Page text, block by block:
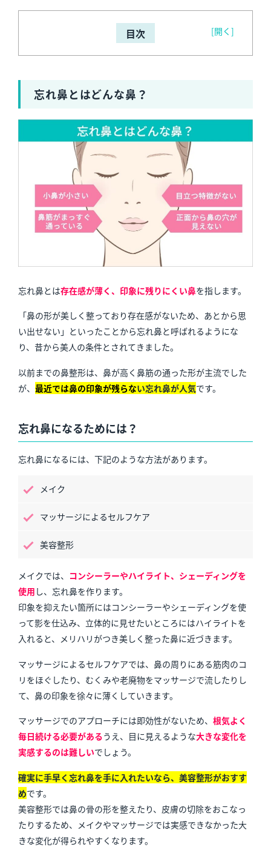
目次 [開く]
忘れ鼻とはどんな鼻？
忘れ鼻とは存在感が薄く、印象に残りにくい鼻を指します。
「鼻の形が美しく整っており存在感がないため、あとから思
い出せない」といったことから忘れ鼻と呼ばれるようにな
り、昔から美人の条件とされてきました。
以前までの鼻整形は、鼻が高く鼻筋の通った形が主流でした
が、 最近では鼻の印象が残らない忘れ鼻が人気です。
忘れ鼻になるためには？
忘れ鼻になるには、下記のような方法があります。
メイク
マッサージによるセルフケア
美容整形
メイクでは、 コンシーラーやハイライト、シェーディングを
使用 し、忘れ鼻を作ります。
印象を抑えたい箇所にはコンシーラーやシェーディングを使
って影を仕込み、立体的に見せたいところにはハイライトを
入れると、メリハリがつき美しく整った鼻に近づきます。
マッサージによるセルフケアでは、鼻の周りにある筋肉のコ
リをほぐしたり、むくみや老廃物をマッサージで流したりし
て、鼻の印象を徐々に薄くしていきます。
マッサージでのアプローチには即効性がないため、 根気よく
毎日続ける必要があるうえ、目に見えるような大きな変化を
実感するのは難しいでしょう。
確実に手早く忘れ鼻を手に入れたいなら、美容整形がおすす
めです。
美容整形では鼻の骨の形を整えたり、皮膚の切除をおこなっ
たりするため、メイクやマッサージでは実感できなかった大
きな変化が得られやすくなります。